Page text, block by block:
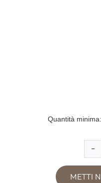
Quantità
METTI